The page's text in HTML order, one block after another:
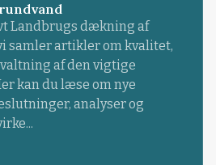
Landbrugs dækning af
samler artikler om kvalitet,
af den vigtige
kan du læse om nye
analyser og